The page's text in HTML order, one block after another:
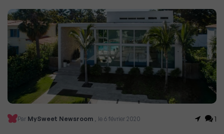
Par MySweet Newsroom , le 6 février 2020 1